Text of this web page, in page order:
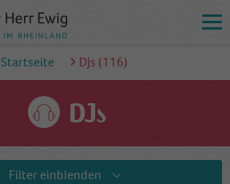
Startseite DJs (116)
DJs
Filter einblenden